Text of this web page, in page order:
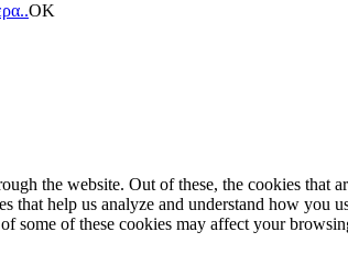
ΟΚ
the website. Out of these, the cookies that
that help us analyze and understand how
some of these cookies may affect your